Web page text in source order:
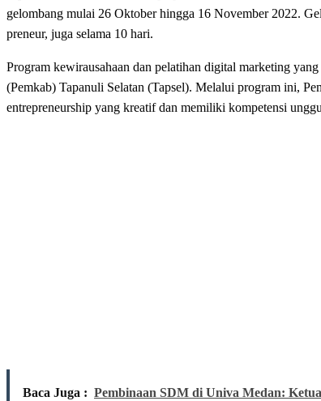
gelombang mulai 26 Oktober hingga 16 November 2022.
preneur, juga selama 10 hari.
Program kewirausahaan dan pelatihan digital marketing
(Pemkab) Tapanuli Selatan (Tapsel). Melalui program ini,
entrepreneurship yang kreatif dan memiliki kompetensi
Baca Juga : Pembinaan SDM di Univa Medan: